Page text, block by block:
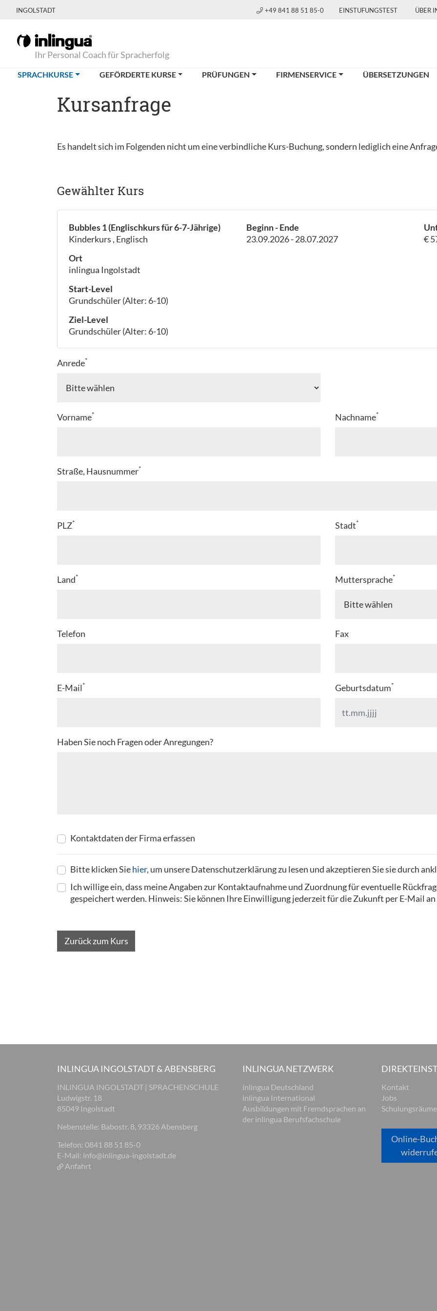
INGOLSTADT +49 841 88 51 85-0 EINSTUFUNGSTEST ÜBER
Ihr Personal Coach für Spracherfolg
SPRACHKURSE(CURRENT)GEFÖRDERTE KURSE PRÜFUNGEN FIRMENSERVICE ÜBERSETZUNGEN
Kursanfrage
Es handelt sich im Folgenden nicht um eine verbindliche Kurs-Buchung, sondern lediglich eine
Gewählter Kurs
Bubbles 1 (Englischkurs für 6-7-Jährige)
Kinderkurs , Englisch
Ort
inlingua Ingolstadt
Start-Level
Grundschüler (Alter: 6-10)
Ziel-Level
Grundschüler (Alter: 6-10)
Beginn - Ende
23.09.2026 - 28.07.2027
€
Anrede*
Vorname* Nachname*
Straße, Hausnummer*
PLZ* Stadt*
Land* Muttersprache*
Telefon Fax
E-Mail* Geburtsdatum*
Haben Sie noch Fragen oder Anregungen?
Kontaktdaten der Firma erfassen
Bitte klicken Siehier, um unsere Datenschutzerklärung zu lesen und akzeptieren Sie sie durch
Ich willige ein, dass meine Angaben zur Kontaktaufnahme und Zuordnung für eventuelle
gespeichert werden. Hinweis: Sie können Ihre Einwilligung jederzeit für die Zukunft per E-Mail an
Zurück zum Kurs
INLINGUA INGOLSTADT & ABENSBERG
INLINGUA INGOLSTADT | SPRACHENSCHULE
Ludwigstr. 18
85049 Ingolstadt
Nebenstelle: Babostr. 8, 93326 Abensberg
Telefon: 0841 88 51 85-0
E-Mail: info@inlingua-ingolstadt.de
Anfahrt
INLINGUA NETZWERK
inlingua Deutschland
inlingua International
Ausbildungen mit Fremdsprachen an
der inlingua Berufsfachschule
Kontakt
Jobs
Online-